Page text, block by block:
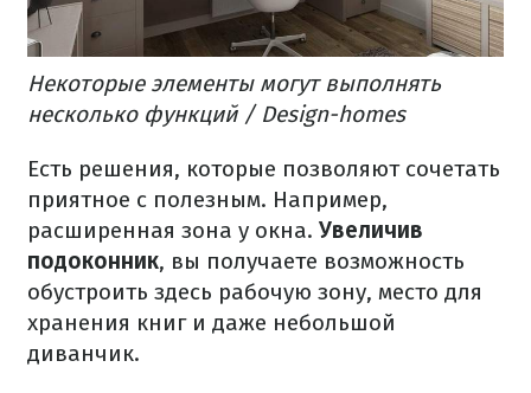
Некоторые элементы могут выполнять
несколько функций / Design-homes
Есть решения, которые позволяют сочетать
приятное с полезным. Например,
расширенная зона у окна. Увеличив
подоконник, вы получаете возможность
обустроить здесь рабочую зону, место для
хранения книг и даже небольшой
диванчик.